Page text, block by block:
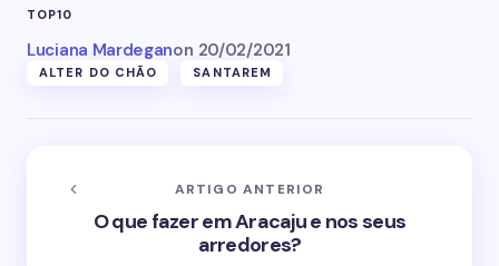
TOP10
Luciana Mardeganon 20/02/2021
ALTER DO CHÃO SANTAREM
ARTIGO ANTERIOR
O que fazer em Aracaju e nos seus
arredores?